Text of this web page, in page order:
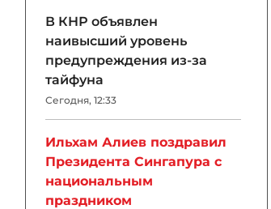
В КНР объявлен
наивысший уровень
предупреждения из-за
тайфуна
Сегодня, 12:33
Ильхам Алиев поздравил
Президента Сингапура с
национальным
праздником